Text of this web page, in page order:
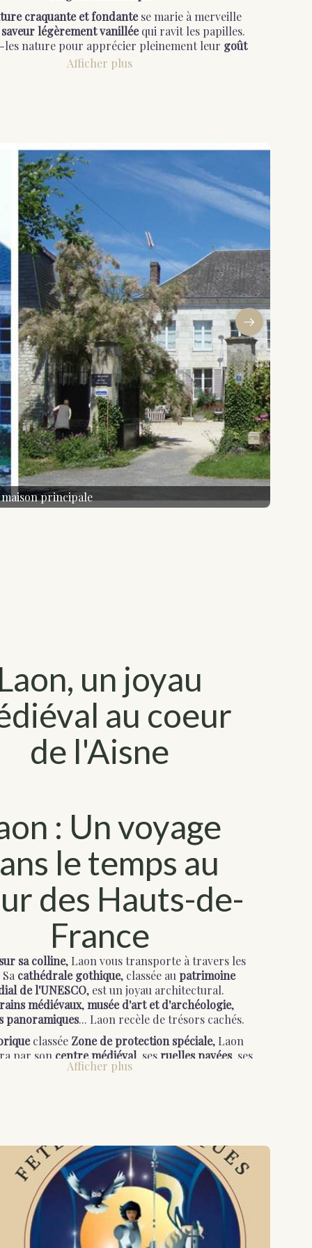
craquante et fondantese marie à merveille
saveur légèrement vanilléequi ravit les papilles.
les nature pour apprécier pleinement leur goût
, trempez-les dans un verre de champagne ou
simple biscuit, le Biscuit Rose de Reims est un
symbole de la ville
. Il fait partie intégrante du
culinaire champenois
et est apprécié par les
locaux comme par les touristes.
Où les trouver ?
retrouver les Biscuits Roses de Reims dans les
de la Maison Fossier à Reims, ainsi que dans de
épiceries fines et magasins gourmands en
France et à l'étranger.
plus pour découvrir ce petit trésor
et laissez-vous emporter par la douceur et la
des Biscuits Roses de Reims !
#MaisonFossier #Champagne
#PatrimoineCulinaire #ProduitsDuTerroir
#GoûtUnique #SavoirFaireArtisanal
Afficher plus
principale
Laon, un joyau
au coeur
de l'Aisne
: Un voyage
le temps au
des Hauts-de-
France
sa colline, Laon vous transporte à travers les
cathédrale gothique, classée au patrimoine
de l'UNESCO, est un joyau architectural.
médiévaux,musée d'art et d'archéologie,
panoramiques... Laon recèle de trésors cachés.
classée Zone de protection spéciale, Laon
par son centre médiéval, sesruelles pavées, ses
. Admirez lacathédrale Notre-Dame
unweek-end ou des vacances inoubliables.
Afficher plus
Cloître de Laon